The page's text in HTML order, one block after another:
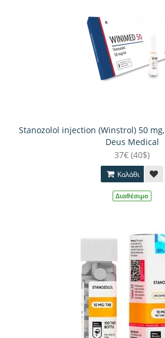
Stanozolol injection (Winstrol) 50
Deus Medical
37€ (40$)
Καλάθι
Διαθέσιμο